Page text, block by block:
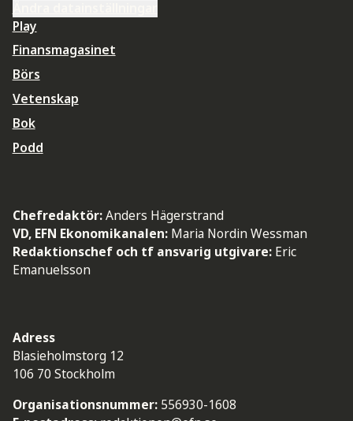
Play
Finansmagasinet
Börs
Vetenskap
Bok
Podd
Chefredaktör:Anders Hägerstrand
VD, EFN Ekonomikanalen: Maria Nordin Wessman
Redaktionschef och tf ansvarig utgivare: Eric
Emanuelsson
Adress
Blasieholmstorg 12
106 70 Stockholm
Organisationsnummer: 556930-1608